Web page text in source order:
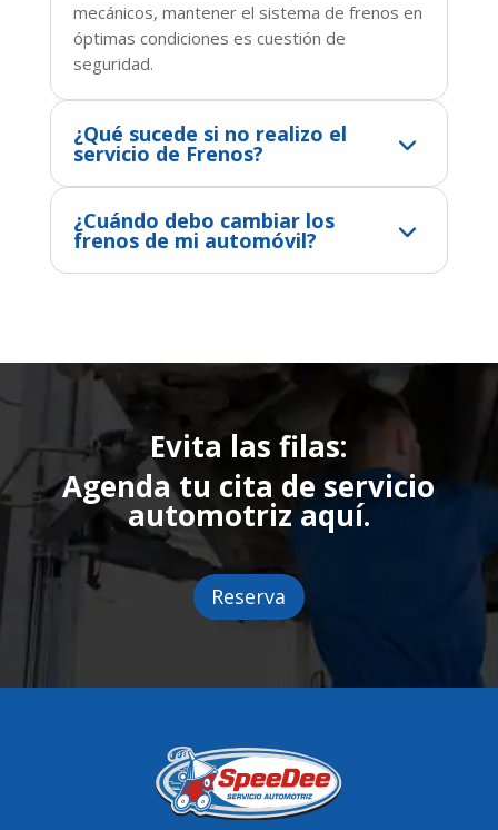
mecánicos, mantener el sistema de frenos en
óptimas condiciones es cuestión de
seguridad.
¿Qué sucede si no realizo el
servicio de Frenos?
¿Cuándo debo cambiar los
frenos de mi automóvil?
Evita las filas:
Agenda tu cita de servicio
automotriz aquí.
Reserva